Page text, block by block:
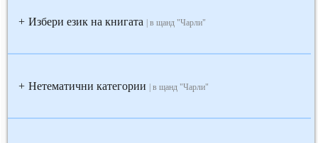
+ Избери език на книгата | в щанд "Чарли"
+ Нетематични категории | в щанд "Чарли"